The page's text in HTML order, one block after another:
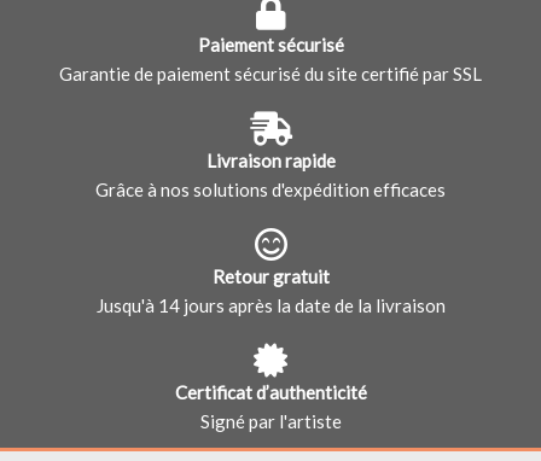
Paiement sécurisé
Garantie de paiement sécurisé du site certifié par SSL
Livraison rapide
Grâce à nos solutions d'expédition efficaces
Retour gratuit
Jusqu'à 14 jours après la date de la livraison
Certificat d’authenticité
Signé par l'artiste